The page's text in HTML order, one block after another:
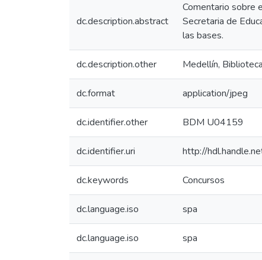
dc.description.abstract
Comentario sobre
Secretaria de
las bases.
dc.description.other Medellín,
dc.format application/jpeg
dc.identifier.other BDM U04159
dc.identifier.uri http://
dc.keywords Concursos
dc.language.iso spa
dc.language.iso spa